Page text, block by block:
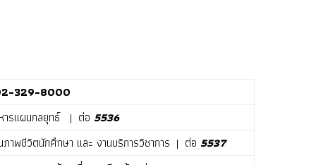
329-8000
ารแผนกลยุทธ์ | ต่อ 5536
าพชีวิตนักศึกษา และ งานบริการวิชาการ | ต่อ 5537